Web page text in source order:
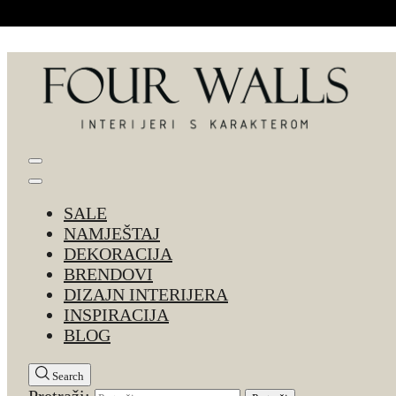
SALE
NAMJEŠTAJ
DEKORACIJA
BRENDOVI
DIZAJN INTERIJERA
INSPIRACIJA
BLOG
Search